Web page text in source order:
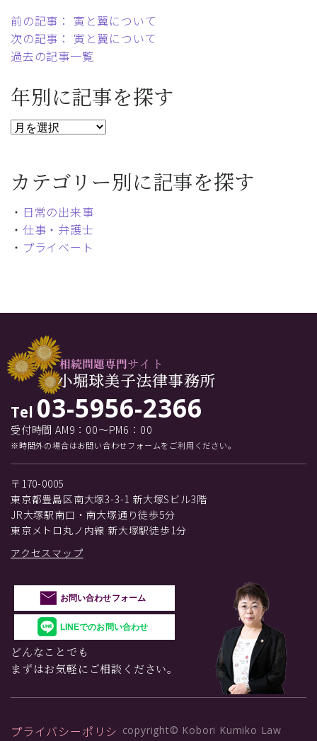
前の記事： 寅と翼について
次の記事： 寅と翼について
過去の記事一覧
年別に記事を探す
カテゴリー別に記事を探す
・ 日常の出来事
・ 仕事・弁護士
・ プライベート
Tel 03-5956-2366
受付時間 AM9：00～PM6：00
※時間外の場合はお問い合わせフォームをご利用ください。
〒170-0005
東京都豊島区南大塚3-3-1 新大塚Sビル3階
JR大塚駅南口・南大塚通り徒歩5分
東京メトロ丸ノ内線 新大塚駅徒歩1分
アクセスマップ
お問い合わせフォーム
LINEでのお問い合わせ
どんなことでも
まずはお気軽にご相談ください。
プライバシーポリシ copyright© Kobori Kumiko Law